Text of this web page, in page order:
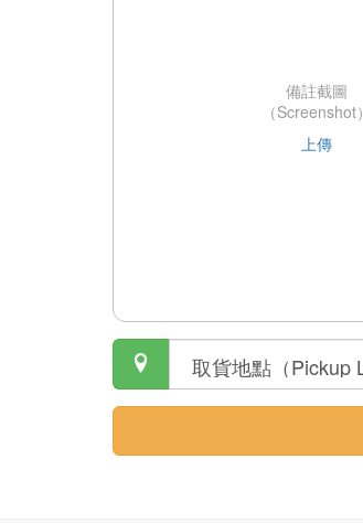
備註截圖
（Screenshot）
上傳
